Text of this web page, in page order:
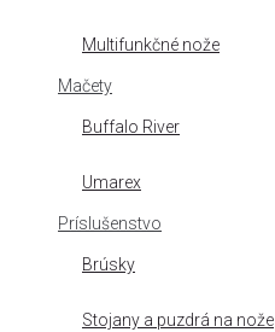
Multifunkčné nože
Mačety
Buffalo River
Umarex
Príslušenstvo
Brúsky
Stojany a puzdrá na nože